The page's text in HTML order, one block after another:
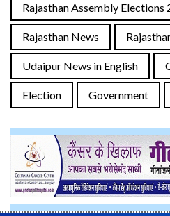
Rajasthan Assembly Elections
Rajasthan News
Udaipur News in English
Election Government